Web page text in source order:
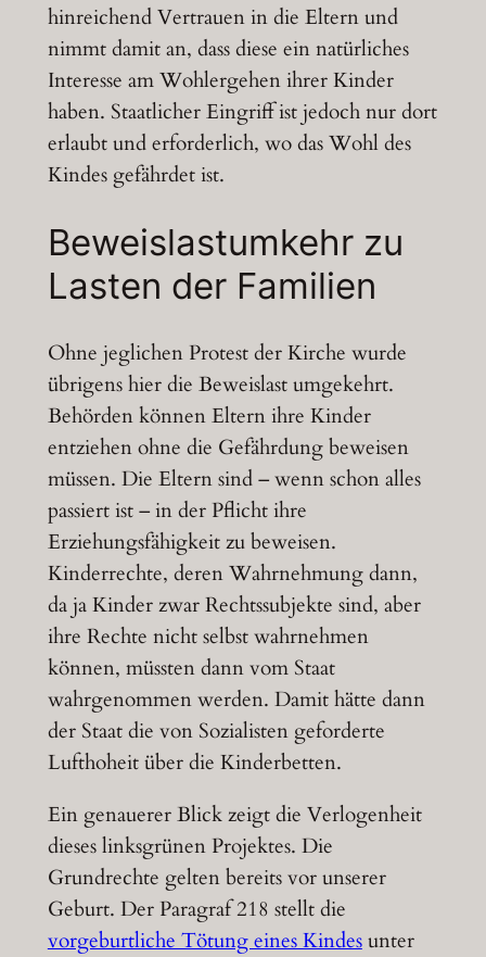
hinreichend Vertrauen in die Eltern und
nimmt damit an, dass diese ein natürliches
Interesse am Wohlergehen ihrer Kinder
haben. Staatlicher Eingriff ist jedoch nur dort
erlaubt und erforderlich, wo das Wohl des
Kindes gefährdet ist.
Beweislastumkehr zu
Lasten der Familien
Ohne jeglichen Protest der Kirche wurde
übrigens hier die Beweislast umgekehrt.
Behörden können Eltern ihre Kinder
entziehen ohne die Gefährdung beweisen
müssen. Die Eltern sind – wenn schon alles
passiert ist – in der Pflicht ihre
Erziehungsfähigkeit zu beweisen.
Kinderrechte, deren Wahrnehmung dann,
da ja Kinder zwar Rechtssubjekte sind, aber
ihre Rechte nicht selbst wahrnehmen
können, müssten dann vom Staat
wahrgenommen werden. Damit hätte dann
der Staat die von Sozialisten geforderte
Lufthoheit über die Kinderbetten.
Ein genauerer Blick zeigt die Verlogenheit
dieses linksgrünen Projektes. Die
Grundrechte gelten bereits vor unserer
Geburt. Der Paragraf 218 stellt die
vorgeburtliche Tötung eines Kindesunter